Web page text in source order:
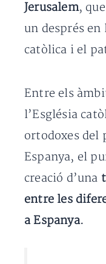
Jerusalem,
un després en
catòlica i el
Entre els
l’Església
ortodoxes del
Espanya, el
creació d’una
entre les
a Espanya.